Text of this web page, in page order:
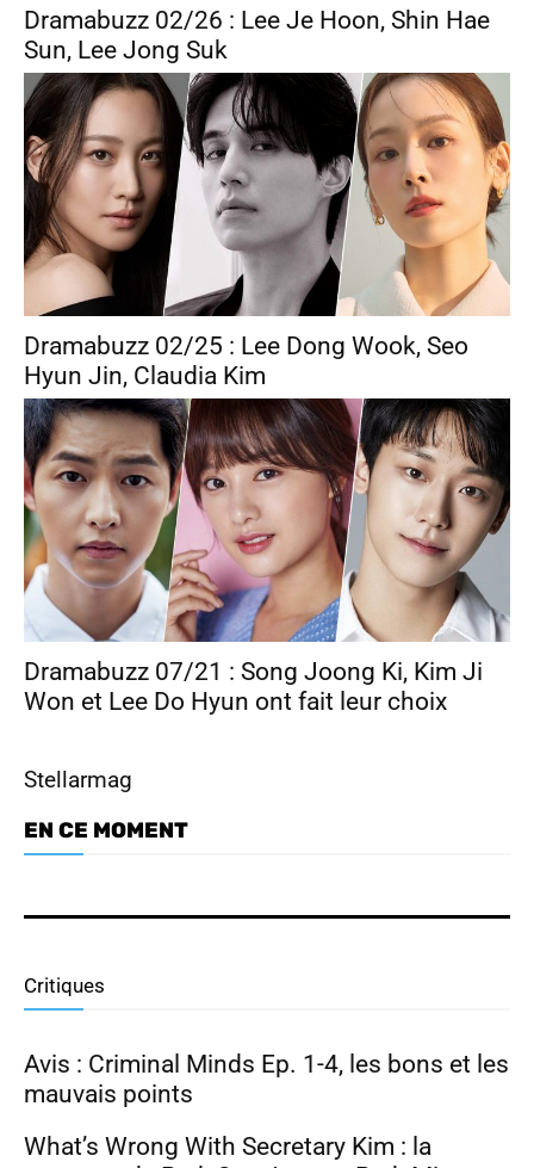
Dramabuzz 02/26 : Lee Je Hoon, Shin Hae
Sun, Lee Jong Suk
Dramabuzz 02/25 : Lee Dong Wook, Seo
Hyun Jin, Claudia Kim
Dramabuzz 07/21 : Song Joong Ki, Kim Ji
Won et Lee Do Hyun ont fait leur choix
Stellarmag
EN CE MOMENT
Critiques
Avis : Criminal Minds Ep. 1-4, les bons et les
mauvais points
What’s Wrong With Secretary Kim : la